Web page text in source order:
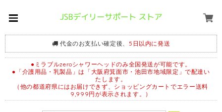
代金のお支払い確定後、 5日以内に発送
●ミラブルzeroシャワーヘッドのみ全国発送が可能です。
●「介護用品・乳製品」は「大阪府箕面市・池田市地域限定」で配達い
たします。
（他の都道府県にはお届けできず、ショッピングカートでエラー送料
9,999円が表示されます。）